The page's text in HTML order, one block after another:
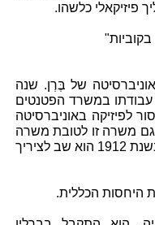
פיזיקאלי כלשהו.
באוניברסיטה של בֶּרְן. שנה
במשרד הפטנטים
לפיזיקה באוניברסיטה
עזב אינשטיין גם משרה זו לטובת משרה
טובה יותר באוניברסיטה של פראג. בשנת 1912 הוא שב לציריך